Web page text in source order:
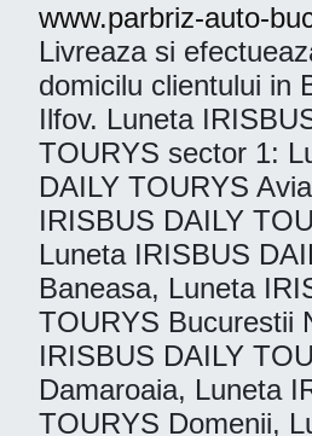
www.parbriz-auto-
Livreaza si
domicilu clientului in
Ilfov. Luneta
TOURYS sector 1:
DAILY TOURYS
IRISBUS DAILY
Luneta IRISBUS
Baneasa, Luneta
TOURYS Bucurestii
IRISBUS DAILY
Damaroaia, Luneta
TOURYS Domenii,